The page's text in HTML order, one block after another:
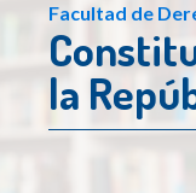
Facultad de
la